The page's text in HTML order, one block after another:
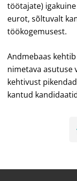
töötajate)
eurot, sõltuvalt
töökogemusest.
Andmebaas
nimetava asutuse
kehtivust
kantud